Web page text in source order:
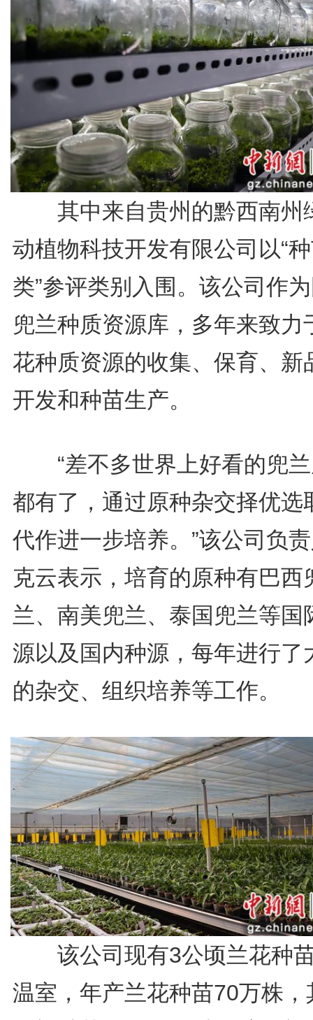
其中来自贵州的黔西南州
动植物科技开发有限公司以“
类”参评类别入围。该公司作
兜兰种质资源库，多年来致力
花种质资源的收集、保育、新
开发和种苗生产。
“差不多世界上好看的兜兰
都有了，通过原种杂交择优选
代作进一步培养。”该公司负
克云表示，培育的原种有巴西
兰、南美兜兰、泰国兜兰等国
源以及国内种源，每年进行了
的杂交、组织培养等工作。
该公司现有3公顷兰花种
温室，年产兰花种苗70万株，